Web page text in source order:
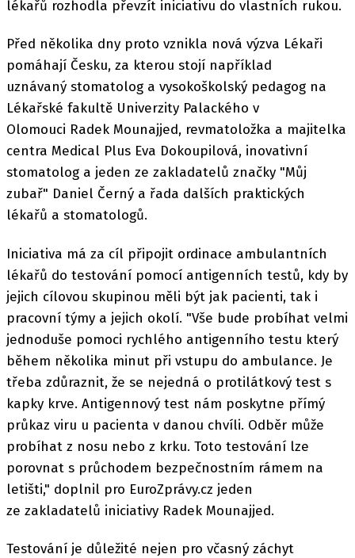
lékařů rozhodla převzít iniciativu do vlastních rukou.
Před několika dny proto vznikla nová výzva Lékaři
pomáhají Česku, za kterou stojí například
uznávaný stomatolog a vysokoškolský pedagog na
Lékařské fakultě Univerzity Palackého v
Olomouci Radek Mounajjed, revmatoložka a majitelka
centra Medical Plus Eva Dokoupilová, inovativní
stomatolog a jeden ze zakladatelů značky "Můj
zubař" Daniel Černý a řada dalších praktických
lékařů a stomatologů.
Iniciativa má za cíl připojit ordinace ambulantních
lékařů do testování pomocí antigenních testů, kdy by
jejich cílovou skupinou měli být jak pacienti, tak i
pracovní týmy a jejich okolí. "Vše bude probíhat velmi
jednoduše pomoci rychlého antigenního testu který
během několika minut při vstupu do ambulance. Je
třeba zdůraznit, že se nejedná o protilátkový test s
kapky krve. Antigennový test nám poskytne přímý
průkaz viru u pacienta v danou chvíli. Odběr může
probíhat z nosu nebo z krku. Toto testování lze
porovnat s průchodem bezpečnostním rámem na
letišti," doplnil pro EuroZprávy.cz jeden
ze zakladatelů iniciativy Radek Mounajjed.
Testování je důležité nejen pro včasný záchyt